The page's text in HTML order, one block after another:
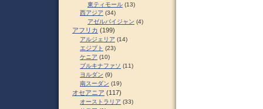
東ティモール (13)
西アジア (34)
アゼルバイジャン (4)
アフリカ (199)
アルジェリア (14)
エジプト (23)
ケニア (10)
ブルキナファソ (11)
ヨルダン (9)
南スーダン (19)
オセアニア (117)
オーストラリア (33)